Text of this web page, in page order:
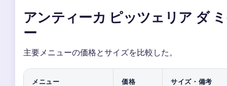
アンティーカ ピッツェリア ダ
ー
主要メニューの価格とサイズを比較した。
メニュー 価格 サイズ・備考